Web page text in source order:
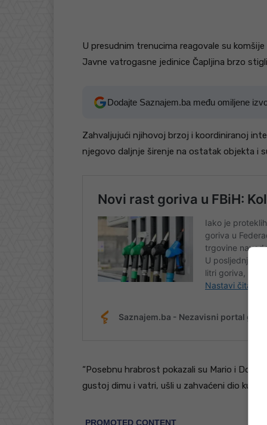
U presudnim trenucima reagovale su
Javne vatrogasne jedinice Čapljina brzo
Dodajte Saznajem.ba među omiljene
Zahvaljujući njihovoj brzoj i koordiniranoj
njegovo daljnje širenje na ostatak objekta i
“Posebnu hrabrost pokazali su Mario i
gustoj dimu i vatri, ušli u zahvaćeni dio